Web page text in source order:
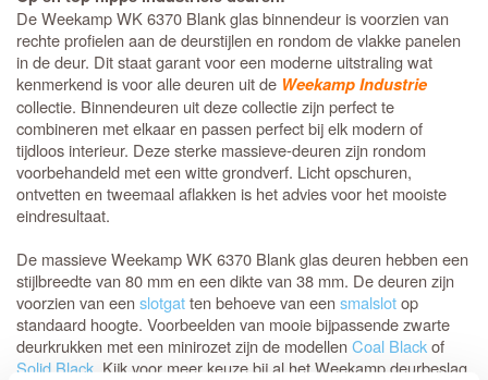
De Weekamp WK 6370 Blank glas binnendeur is voorzien van
rechte profielen aan de deurstijlen en rondom de vlakke panelen
in de deur. Dit staat garant voor een moderne uitstraling wat
kenmerkend is voor alle deuren uit de Weekamp Industrie
collectie. Binnendeuren uit deze collectie zijn perfect te
combineren met elkaar en passen perfect bij elk modern of
tijdloos interieur. Deze sterke massieve-deuren zijn rondom
voorbehandeld met een witte grondverf. Licht opschuren,
ontvetten en tweemaal aflakken is het advies voor het mooiste
eindresultaat.
De massieve Weekamp WK 6370 Blank glas deuren hebben een
stijlbreedte van 80 mm en een dikte van 38 mm. De deuren zijn
voorzien van eenslotgatten behoeve van eensmalslotop
standaard hoogte. Voorbeelden van mooie bijpassende zwarte
deurkrukken met een minirozet zijn de modellenCoal Blackof
Solid Black . Kijk voor meer keuze bij al het Weekamp deurbeslag.